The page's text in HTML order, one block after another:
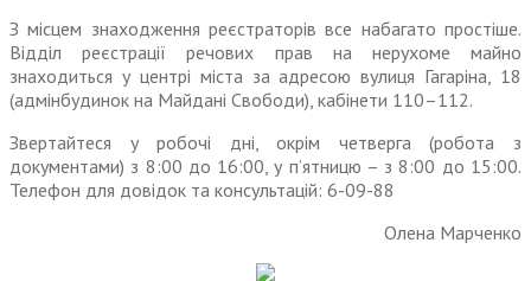
З місцем знаходження реєстраторів все набагато простіше.
Відділ реєстрації речових прав на нерухоме майно
знаходиться у центрі міста за адресою вулиця Гагаріна, 18
(адмінбудинок на Майдані Свободи), кабінети 110–112.
Звертайтеся у робочі дні, окрім четверга (робота з
документами) з 8:00 до 16:00, у п’ятницю – з 8:00 до 15:00.
Телефон для довідок та консультацій: 6-09-88
Олена Марченко